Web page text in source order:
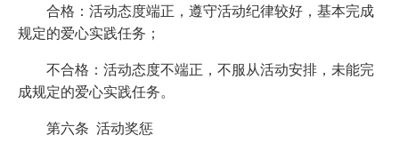
合格：活动态度端正，遵守活动纪律较好，基本完成
规定的爱心实践任务；
不合格：活动态度不端正，不服从活动安排，未能完
成规定的爱心实践任务。
第六条 活动奖惩